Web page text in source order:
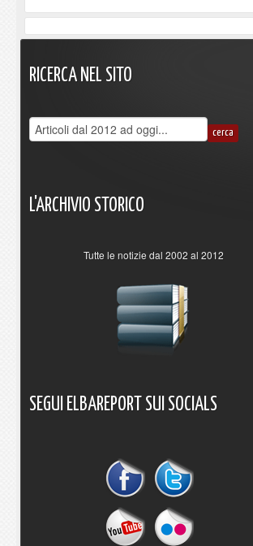
RICERCA NEL SITO
L'ARCHIVIO STORICO
Tutte le notizie dal 2002 al 2012
SEGUI ELBAREPORT SUI SOCIALS